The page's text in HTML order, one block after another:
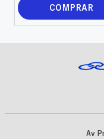
COMPRAR
Av